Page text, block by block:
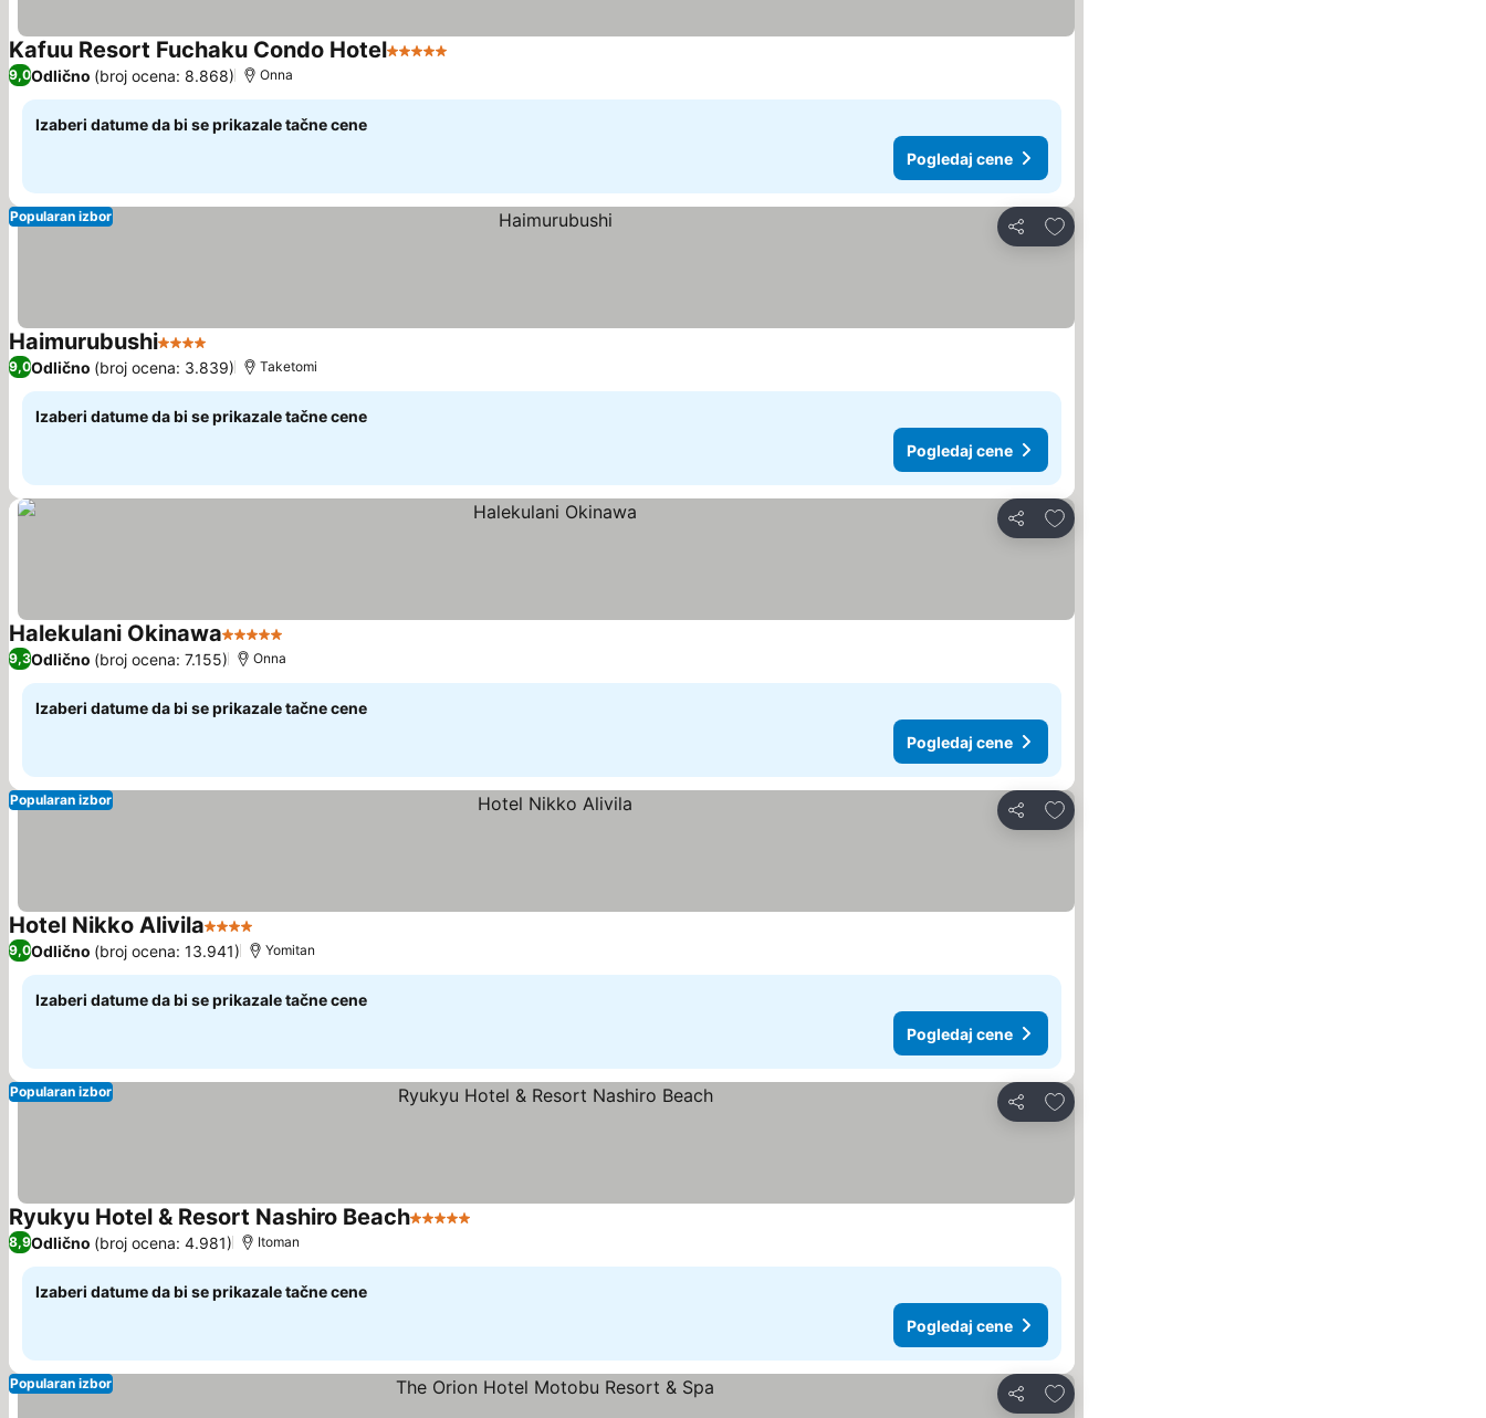
Kafuu Resort Fuchaku Condo Hotel5 Zvezdice
9,0Odlično (broj ocena: 8.868) Onna
Izaberi datume da bi se prikazale tačne cene
Pogledaj cene
Deli
Dodati u favorite
Popularan izbor
Haimurubushi4 ZvezdicePogledaj cene
9,0Odlično (broj ocena: 3.839) Taketomi
Izaberi datume da bi se prikazale tačne cene
Pogledaj cene
Deli
Dodati u favorite
Halekulani Okinawa5 Zvezdice
9,3Odlično (broj ocena: 7.155) Onna
Izaberi datume da bi se prikazale tačne cene
Pogledaj cene
Deli
Dodati u favorite
Popularan izbor
Hotel Nikko Alivila4 ZvezdicePogledaj cene
9,0Odlično (broj ocena: 13.941) Yomitan
Izaberi datume da bi se prikazale tačne cene
Pogledaj cene
Deli
Dodati u favorite
Popularan izbor
Ryukyu Hotel & Resort Nashiro Beach5 Zvezdice
8,9Odlično (broj ocena: 4.981) Itoman
Izaberi datume da bi se prikazale tačne cene
Pogledaj cene
Deli
Dodati u favorite
Popularan izbor